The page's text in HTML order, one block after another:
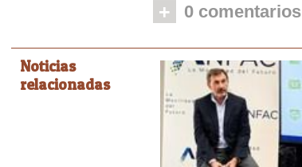
+ 0 comentarios
Noticias
relacionadas